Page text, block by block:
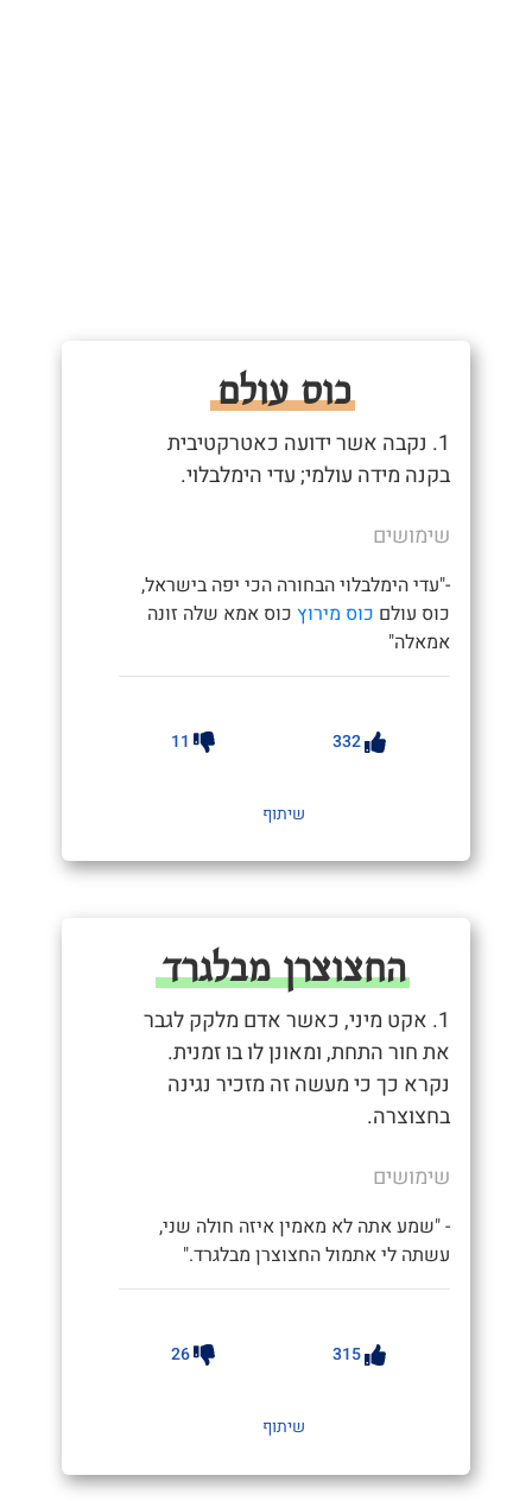
כוס עולם
1. נקבה אשר ידועה כאטרקטיבית
בקנה מידה עולמי; עדי הימלבלוי.
שימושים
-"עדי הימלבלוי הבחורה הכי יפה בישראל,
כוס עולם כוס מירוץ כוס אמא שלה זונה
אמאלה"
332
11
שיתוף
החצוצרן מבלגרד
1. אקט מיני, כאשר אדם מלקק לגבר
את חור התחת, ומאונן לו בו זמנית.
נקרא כך כי מעשה זה מזכיר נגינה
בחצוצרה.
שימושים
- "שמע אתה לא מאמין איזה חולה שני,
עשתה לי אתמול החצוצרן מבלגרד."
315
26
שיתוף